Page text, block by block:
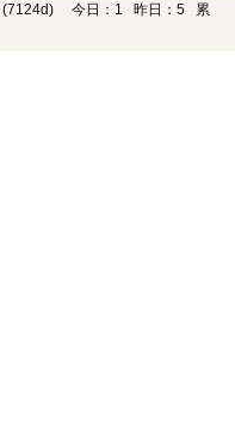
(7124d)
今日：1 昨日：5 累